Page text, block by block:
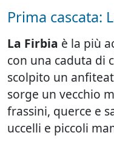
Prima cascata:
La Firbia è la più
con una caduta di
scolpito un
sorge un vecchio
frassini, querce e
uccelli e piccoli